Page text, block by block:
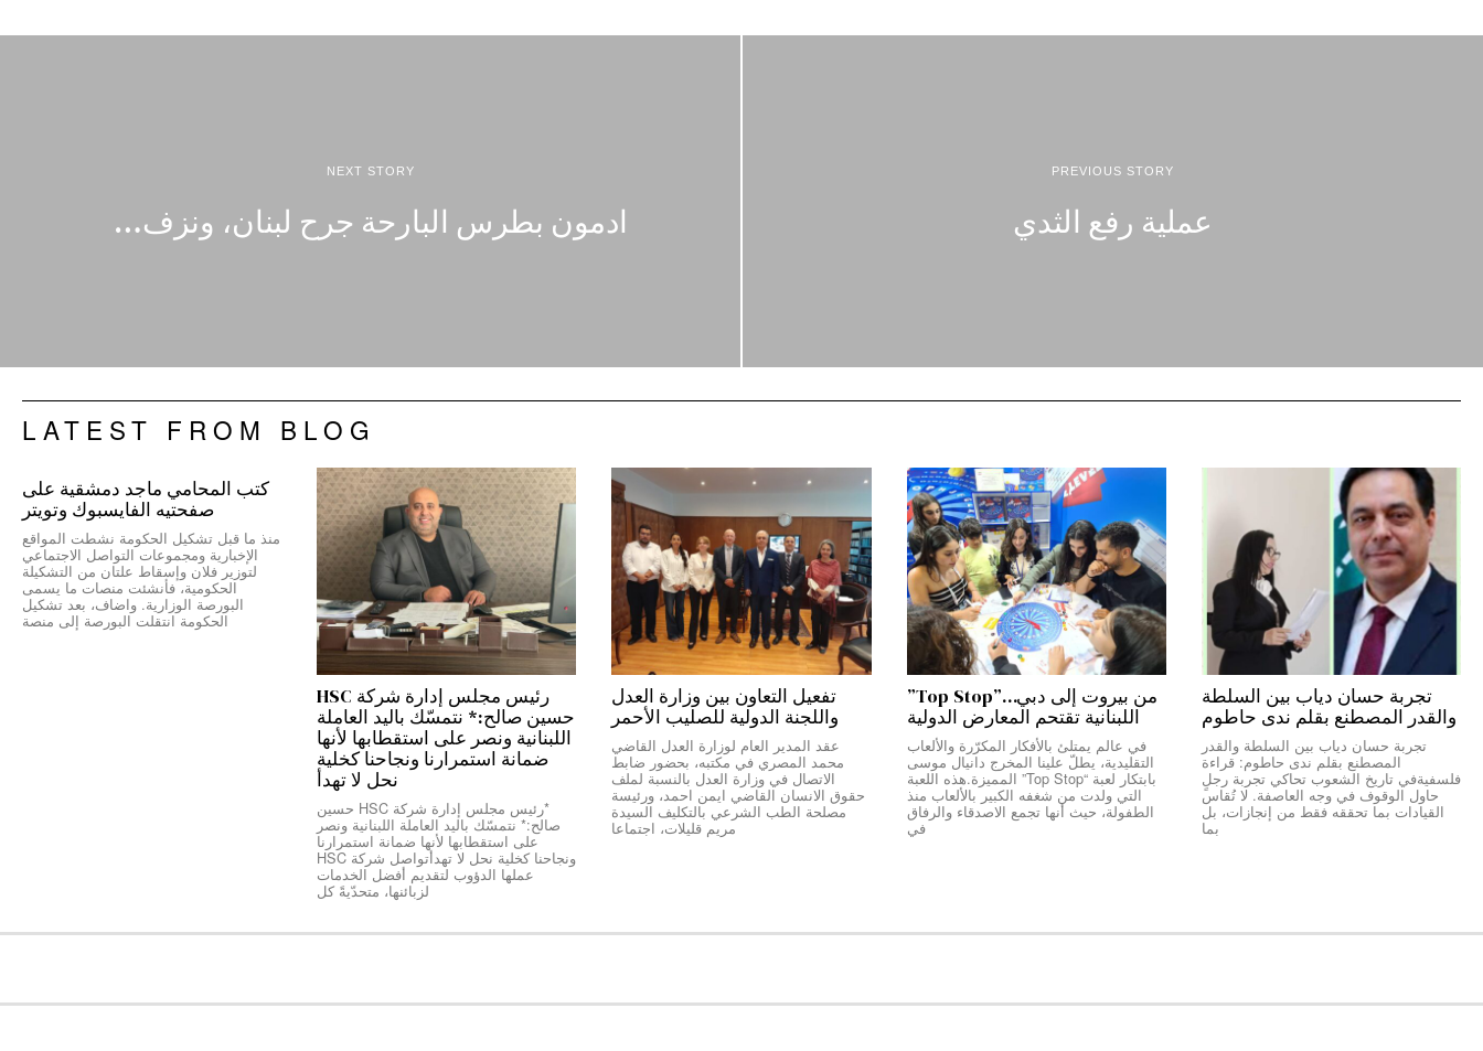
PREVIOUS STORY
عملية رفع الثدي
NEXT STORY
ادمون بطرس البارحة جرح لبنان، ونزف…
LATEST FROM BLOG
تجربة حسان دياب بين السلطة
والقدر المصطنع بقلم ندى حاطوم
تجربة حسان دياب بين السلطة والقدر
المصطنع بقلم ندى حاطوم: قراءة
فلسفيةفي تاريخ الشعوب تحاكي تجربة رجلٍ
حاول الوقوف في وجه العاصفة. لا تُقاس
القيادات بما تحققه فقط من إنجازات، بل
بما
من بيروت إلى دبي…”Top Stop”
اللبنانية تقتحم المعارض الدولية
في عالم يمتلئ بالأفكار المكرّرة والألعاب
التقليدية، يطلّ علينا المخرج دانيال موسى
بابتكار لعبة “Top Stop” المميزة.هذه اللعبة
التي ولدت من شغفه الكبير بالألعاب منذ
الطفولة، حيث أنها تجمع الاصدقاء والرفاق
في
تفعيل التعاون بين وزارة العدل
واللجنة الدولية للصليب الأحمر
عقد المدير العام لوزارة العدل القاضي
محمد المصري في مكتبه، بحضور ضابط
الاتصال في وزارة العدل بالنسبة لملف
حقوق الانسان القاضي ايمن احمد، ورئيسة
مصلحة الطب الشرعي بالتكليف السيدة
مريم قليلات، اجتماعا
رئيس مجلس إدارة شركة HSC
حسين صالح:* نتمسّك باليد العاملة
اللبنانية ونصر على استقطابها لأنها
ضمانة استمرارنا ونجاحنا كخلية
نحل لا تهدأ
*رئيس مجلس إدارة شركة HSC حسين
صالح:* نتمسّك باليد العاملة اللبنانية ونصر
على استقطابها لأنها ضمانة استمرارنا
ونجاحنا كخلية نحل لا تهدأتواصل شركة HSC
عملها الدؤوب لتقديم أفضل الخدمات
لزبائنها، متحدّيةً كل
كتب المحامي ماجد دمشقية على
صفحتيه الفايسبوك وتويتر
منذ ما قبل تشكيل الحكومة نشطت المواقع
الإخبارية ومجموعات التواصل الاجتماعي
لتوزير فلان وإسقاط علتان من التشكيلة
الحكومية، فأنشئت منصات ما يسمى
البورصة الوزارية. واضاف، بعد تشكيل
الحكومة انتقلت البورصة إلى منصة